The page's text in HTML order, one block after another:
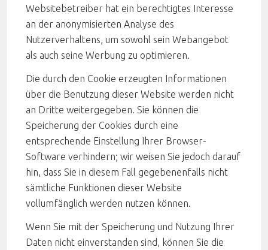
Websitebetreiber hat ein berechtigtes Interesse
an der anonymisierten Analyse des
Nutzerverhaltens, um sowohl sein Webangebot
als auch seine Werbung zu optimieren.
Die durch den Cookie erzeugten Informationen
über die Benutzung dieser Website werden nicht
an Dritte weitergegeben. Sie können die
Speicherung der Cookies durch eine
entsprechende Einstellung Ihrer Browser-
Software verhindern; wir weisen Sie jedoch darauf
hin, dass Sie in diesem Fall gegebenenfalls nicht
sämtliche Funktionen dieser Website
vollumfänglich werden nutzen können.
Wenn Sie mit der Speicherung und Nutzung Ihrer
Daten nicht einverstanden sind, können Sie die